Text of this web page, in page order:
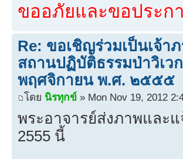
ขออภัยและขอประก
Re: ขอเชิญร่วมเป็นเจ้า
สถานปฏิบัติธรรมป่าวิเ
พฤศจิกายน พ.ศ. ๒๕๕๕
โดย นิรทุกข์ » Mon Nov 19, 2012
พระอาจารย์ส่งภาพและ
2555 นี้